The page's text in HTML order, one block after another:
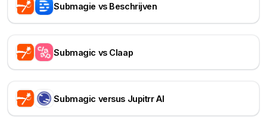
Submagie vs Beschrijven
Submagic vs Claap
Submagic versus Jupitrr AI